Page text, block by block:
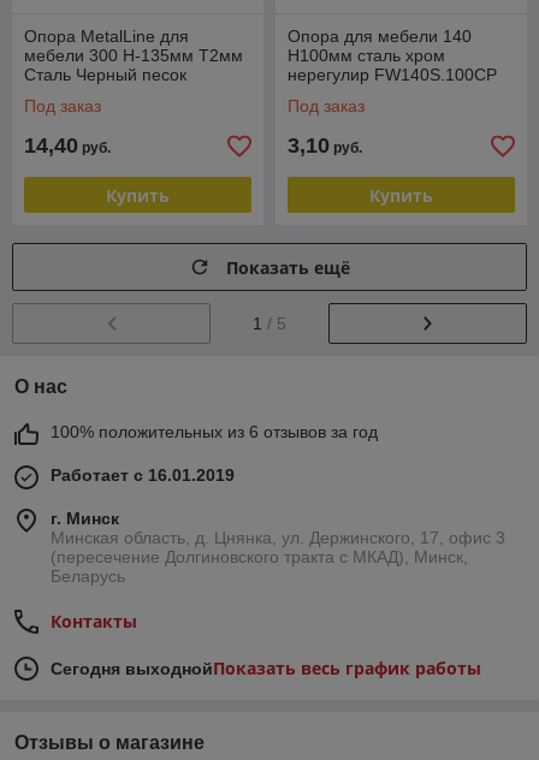
Опора MetalLine для
мебели 300 H-135мм Т2мм
Сталь Черный песок
Под заказ
14,40 руб.
Купить
Опора для мебели 140
Н100мм сталь хром
нерегулир FW140S.100CP
Под заказ
3,10 руб.
Купить
Показать ещё
1 / 5
О нас
100% положительных из 6 отзывов за год
Работает с 16.01.2019
г. Минск
Минская область, д. Цнянка, ул. Держинского, 17, офис 3
(пересечение Долгиновского тракта с МКАД), Минск,
Беларусь
Контакты
Сегодня выходнойПоказать весь график работы
Отзывы о магазине